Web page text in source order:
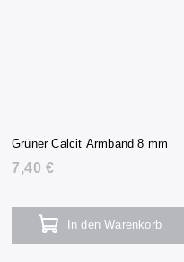
Grüner Calcit Armband 8 mm
7,40 €
In den Warenkorb